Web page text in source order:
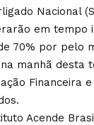
Nacional
em tempo
70% por pelo
manhã desta
Financeira
Acende